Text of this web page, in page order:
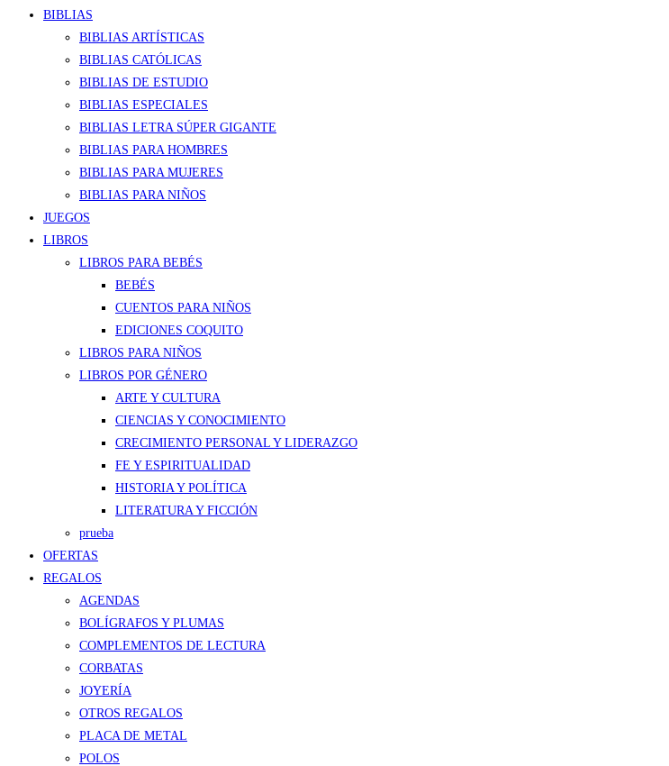
BIBLIAS
BIBLIAS ARTÍSTICAS
BIBLIAS CATÓLICAS
BIBLIAS DE ESTUDIO
BIBLIAS ESPECIALES
BIBLIAS LETRA SÚPER GIGANTE
BIBLIAS PARA HOMBRES
BIBLIAS PARA MUJERES
BIBLIAS PARA NIÑOS
JUEGOS
LIBROS
LIBROS PARA BEBÉS
BEBÉS
CUENTOS PARA NIÑOS
EDICIONES COQUITO
LIBROS PARA NIÑOS
LIBROS POR GÉNERO
ARTE Y CULTURA
CIENCIAS Y CONOCIMIENTO
CRECIMIENTO PERSONAL Y LIDERAZGO
FE Y ESPIRITUALIDAD
HISTORIA Y POLÍTICA
LITERATURA Y FICCIÓN
prueba
OFERTAS
REGALOS
AGENDAS
BOLÍGRAFOS Y PLUMAS
COMPLEMENTOS DE LECTURA
CORBATAS
JOYERÍA
OTROS REGALOS
PLACA DE METAL
POLOS